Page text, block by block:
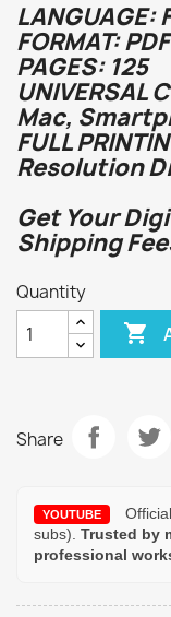
LANGUAGE:
FORMAT:
PAGES: 125
UNIVERSAL
Mac,
FULL
Resolution
Get Your
Shipping
Quantity

Share
YOUTUBE
subs). Trusted by
professional